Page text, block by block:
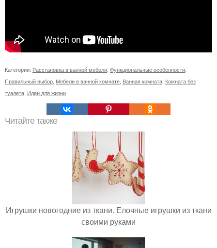
Категории: Расстановка в ванной мебели Функциональные особенности
Правильный выбор Мебели в ванной комнате Ванная комната Комната без
туалета Идеи для жизни
Читайте также
Игрушки новогодние из ткани. Елочные игрушки из ткани
своими руками